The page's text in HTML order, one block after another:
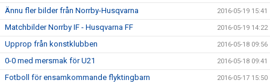
Ännu fler bilder från Norrby-Husqvarna 2016-05-19 15:41
Matchbilder Norrby IF - Husqvarna FF 2016-05-19 14:22
Upprop från konstklubben 2016-05-18 09:56
0-0 med mersmak för U21 2016-05-18 09:41
Fotboll för ensamkommande flyktingbarn 2016-05-17 15:50